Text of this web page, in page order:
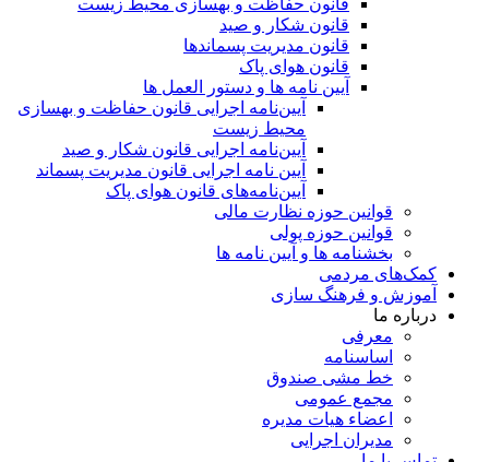
قانون حفاظت و بهسازی محیط زیست
قانون شکار و صید
قانون مدیریت پسماندها
قانون هوای پاک
آیین نامه ها و دستور العمل ها
آیین‌نامه اجرایی قانون حفاظت و بهسازی
محیط زیست
آیین‌نامه اجرایی قانون شکار و صید
آیین نامه اجرایی قانون مدیریت پسماند
آیین‌نامه‌های قانون هوای پاک
قوانین حوزه نظارت مالی
قوانین حوزه پولی
بخشنامه ها و آیین نامه ها
کمک‌های مردمی
آموزش و فرهنگ سازی
درباره ما
معرفی
اساسنامه
خط مشی صندوق
مجمع عمومی
اعضاء هیات مدیره
مدیران اجرایی